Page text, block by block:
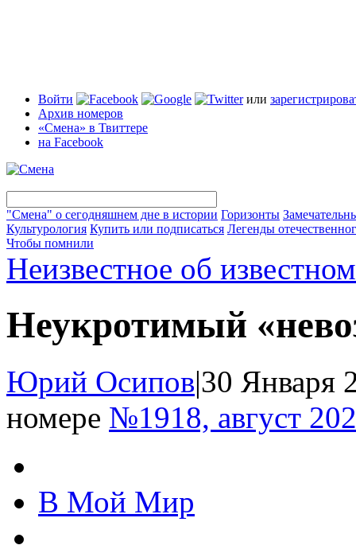
Войти или
Архив номеров
«Смена» в Твиттере
на Facebook
"Смена" о сегодняшнем дне в истории Горизонты
Культурология Купить или подписаться Легенды
Чтобы помнили
Неизвестное об известном
Неукротимый
Юрий Осипов|30 Января
номере №1918, август
В Мой Мир